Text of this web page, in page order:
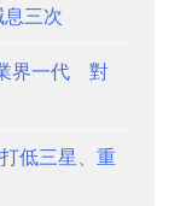
三次
界一代 對
低三星、重